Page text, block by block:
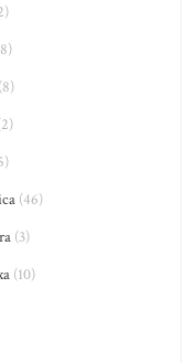
(46)
(3)
(10)